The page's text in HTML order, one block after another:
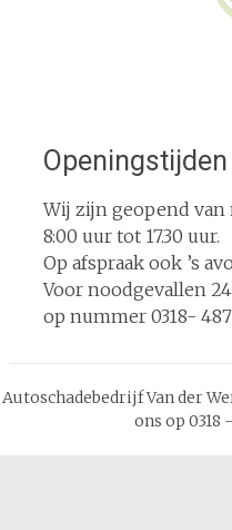
Openingstijden
Wij zijn geopend van
8:00 uur tot 17.30 uur.
Op afspraak ook ’s
Voor noodgevallen
op nummer 0318-
Autoschadebedrijf Van der
ons op 0318